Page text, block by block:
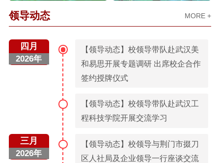
领导动态 MORE +
四月
2026年
【领导动态】校领导带队赴武汉美
和易思开展专题调研 出席校企合作
签约授牌仪式
【领导动态】校领导带队赴武汉工
程科技学院开展交流学习
三月
2026年
【领导动态】校领导与荆门市掇刀
区人社局及企业领导一行座谈交流